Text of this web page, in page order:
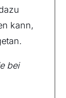
kann,
bei